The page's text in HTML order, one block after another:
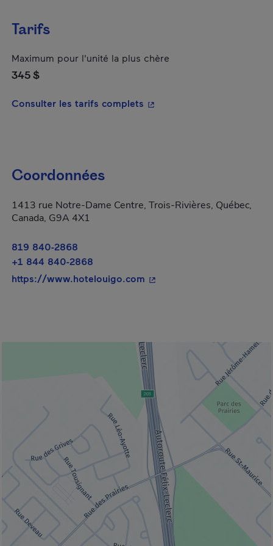
Tarifs
Maximum pour l'unité la plus chère
345 $
Consulter les tarifs complets - Cet hyperlien s'ouvrira
Coordonnées
1413 rue Notre-Dame Centre, Trois-Rivières, Québec,
Canada, G9A 4X1
819 840-2868
+1 844 840-2868
https://www.hotelouigo.com - Cet hyperlien s'ouvrira